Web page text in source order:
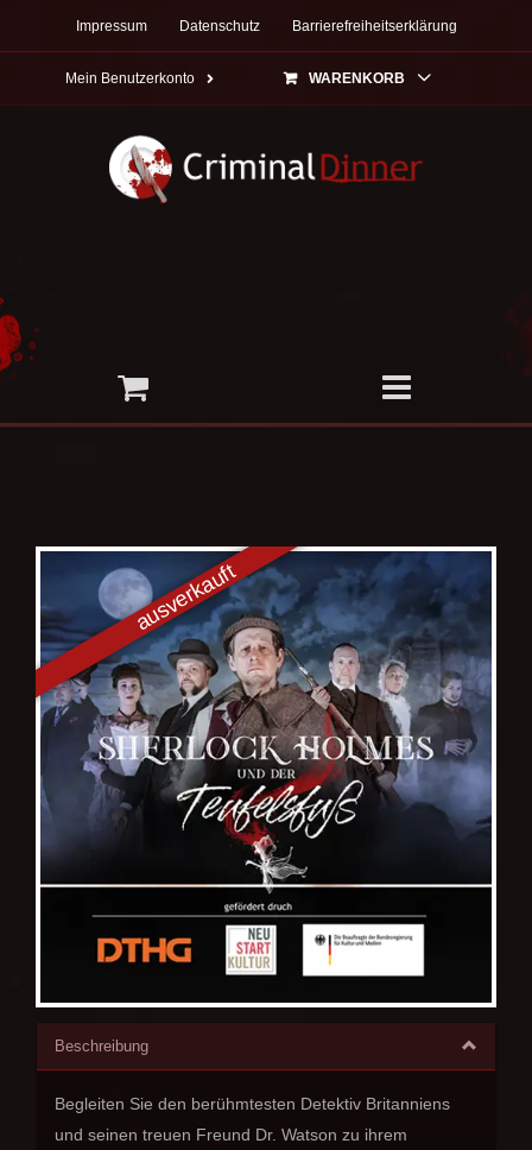
Impressum Datenschutz Barrierefreiheitserklärung
Mein Benutzerkonto WARENKORB
Beschreibung
Begleiten Sie den berühmtesten Detektiv Britanniens
und seinen treuen Freund Dr. Watson zu ihrem